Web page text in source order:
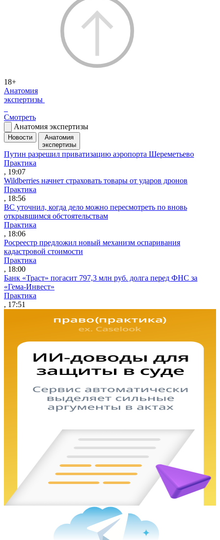
18+
Анатомия
экспертизы
Смотреть
Анатомия экспертизы
Новости
Анатомия
экспертизы
Путин разрешил приватизацию аэропорта Шереметьево
Практика
, 19:07
Wildberries начнет страховать товары от ударов дронов
Практика
, 18:56
ВС уточнил, когда дело можно пересмотреть по вновь
открывшимся обстоятельствам
Практика
, 18:06
Росреестр предложил новый механизм оспаривания
кадастровой стоимости
Практика
, 18:00
Банк «Траст» погасит 797,3 млн руб. долга перед ФНС за
«Гема-Инвест»
Практика
, 17:51